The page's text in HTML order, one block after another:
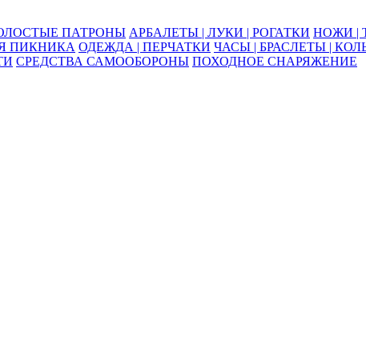
ПАТРОНЫ АРБАЛЕТЫ | ЛУКИ | РОГАТКИ НОЖИ |
ПИКНИКА ОДЕЖДА | ПЕРЧАТКИ ЧАСЫ | БРАСЛЕТЫ |
СРЕДСТВА САМООБОРОНЫ ПОХОДНОЕ СНАРЯЖЕНИЕ